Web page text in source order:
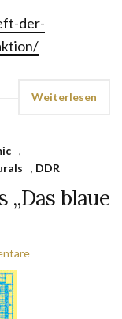
der-
Weiterlesen
,
, DDR
„Das blaue